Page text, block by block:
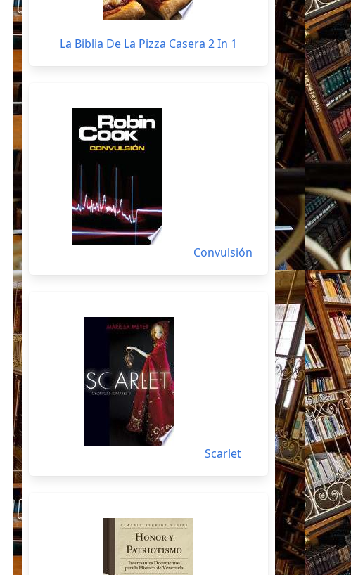
La Biblia De La Pizza Casera 2 In 1
Convulsión
Scarlet